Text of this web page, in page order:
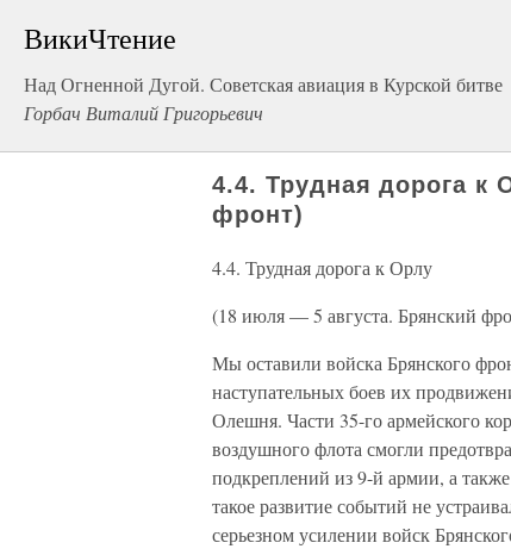
ВикиЧтение
Над Огненной Дугой. Советская авиация в Курской битве
Горбач Виталий Григорьевич
4.4. Трудная дорога к
фронт)
4.4. Трудная дорога к Орлу
(18 июля — 5 августа. Брянский
Мы оставили войска Брянского
наступательных боев их
Олешня. Части 35-го армейского
воздушного флота смогли
подкреплений из 9-й армии, а
такое развитие событий не
серьезном усилении войск